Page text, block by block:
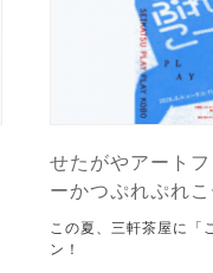
せたがやアート
ーかつぷれぷれ
この夏、三軒茶屋に「
ン！